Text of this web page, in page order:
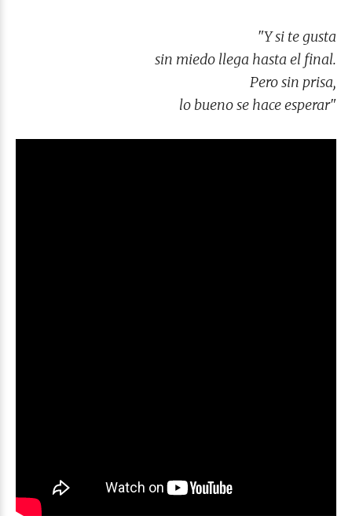
"Y si te gusta
sin miedo llega hasta el final.
Pero sin prisa,
lo bueno se hace esperar"